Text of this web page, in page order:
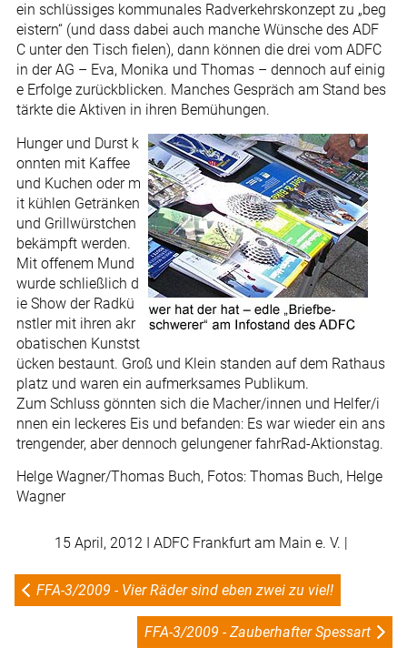
ein schlüssiges kommunales Radverkehrskonzept zu „beg
eistern“ (und dass dabei auch manche Wünsche des ADF
C unter den Tisch fielen), dann können die drei vom ADFC
in der AG – Eva, Monika und Thomas – dennoch auf einig
e Erfolge zurückblicken. Manches Gespräch am Stand bes
tärkte die Aktiven in ihren Bemühungen.
Hunger und Durst k
onnten mit Kaffee
und Kuchen oder m
it kühlen Getränken
und Grillwürstchen
bekämpft werden.
Mit offenem Mund
wurde schließlich d
ie Show der Radkü
nstler mit ihren akr
obatischen Kunstst
ücken bestaunt. Groß und Klein standen auf dem Rathaus
platz und waren ein aufmerksames Publikum.
Zum Schluss gönnten sich die Macher/innen und Helfer/i
nnen ein leckeres Eis und befanden: Es war wieder ein ans
trengender, aber dennoch gelungener fahrRad-Aktionstag.
Helge Wagner/Thomas Buch, Fotos: Thomas Buch, Helge
Wagner
15 April, 2012 I ADFC Frankfurt am Main e. V. |
FFA-3/2009 - Vier Räder sind eben zwei zu viel!
FFA-3/2009 - Zauberhafter Spessart